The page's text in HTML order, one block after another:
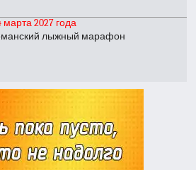
марта 2027 года
лыжный марафон